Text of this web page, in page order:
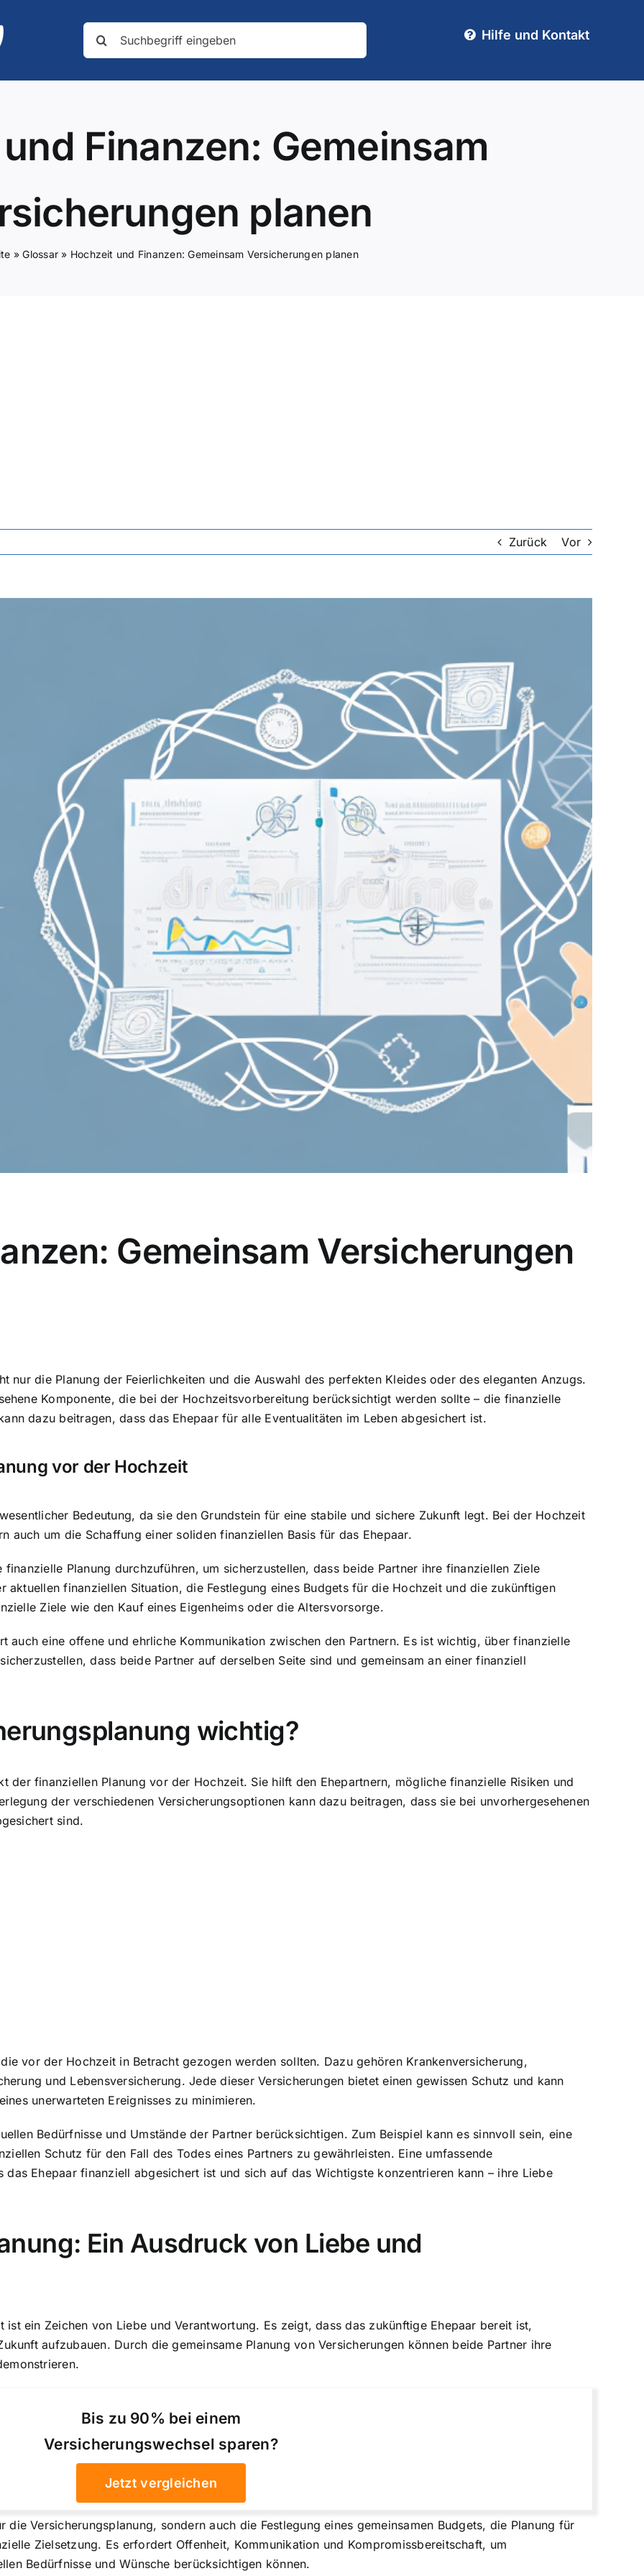
nach:
Hilfe und Kontakt
Finanzen: Gemeinsam
planen
»Glossar » Hochzeit und Finanzen: Gemeinsam Versicherungen planen
Zurück Vor
Gemeinsam Versicherungen
nur die Planung der Feierlichkeiten und die Auswahl des perfekten Kleides oder des eleganten Anzugs.
Komponente, die bei der Hochzeitsvorbereitung berücksichtigt werden sollte – die finanzielle
dazu beitragen, dass das Ehepaar für alle Eventualitäten im Leben abgesichert ist.
vor der Hochzeit
Bedeutung, da sie den Grundstein für eine stabile und sichere Zukunft legt. Bei der Hochzeit
auch um die Schaffung einer soliden finanziellen Basis für das Ehepaar.
Planung durchzuführen, um sicherzustellen, dass beide Partner ihre finanziellen Ziele
aktuellen finanziellen Situation, die Festlegung eines Budgets für die Hochzeit und die zukünftigen
Ziele wie den Kauf eines Eigenheims oder die Altersvorsorge.
eine offene und ehrliche Kommunikation zwischen den Partnern. Es ist wichtig, über finanzielle
dass beide Partner auf derselben Seite sind und gemeinsam an einer finanziell
wichtig?
der finanziellen Planung vor der Hochzeit. Sie hilft den Ehepartnern, mögliche finanzielle Risiken und
der verschiedenen Versicherungsoptionen kann dazu beitragen, dass sie bei unvorhergesehenen
sind.
vor der Hochzeit in Betracht gezogen werden sollten. Dazu gehören Krankenversicherung,
und Lebensversicherung. Jede dieser Versicherungen bietet einen gewissen Schutz und kann
unerwarteten Ereignisses zu minimieren.
Bedürfnisse und Umstände der Partner berücksichtigen. Zum Beispiel kann es sinnvoll sein, eine
Schutz für den Fall des Todes eines Partners zu gewährleisten. Eine umfassende
Ehepaar finanziell abgesichert ist und sich auf das Wichtigste konzentrieren kann – ihre Liebe
Ein Ausdruck von Liebe und
ist ein Zeichen von Liebe und Verantwortung. Es zeigt, dass das zukünftige Ehepaar bereit ist,
aufzubauen. Durch die gemeinsame Planung von Versicherungen können beide Partner ihre
Bis zu 90% bei einem
Versicherungswechsel sparen?
Jetzt vergleichen
die Versicherungsplanung, sondern auch die Festlegung eines gemeinsamen Budgets, die Planung für
Zielsetzung. Es erfordert Offenheit, Kommunikation und Kompromissbereitschaft, um
Bedürfnisse und Wünsche berücksichtigen können.